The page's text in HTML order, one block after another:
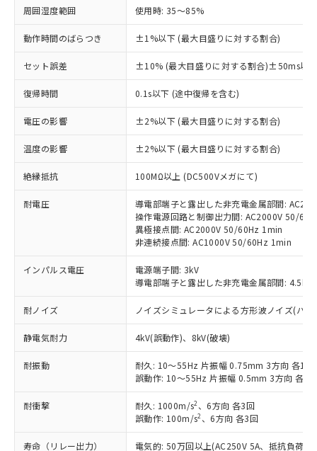
周囲湿度範囲 使用時: 35～85%
動作時間のばらつき ±1%以下 (最大目盛りに対する割合)
セット誤差 ±10% (最大目盛りに対する割合)±50ms以下
復帰時間 0.1s以下 (途中復帰を含む)
電圧の影響 ±2%以下 (最大目盛りに対する割合)
温度の影響 ±2%以下 (最大目盛りに対する割合)
絶縁抵抗 100MΩ以上 (DC500Vメガにて)
耐電圧
導電部端子と露出した非充電金属部間:
操作電源回路と制御出力間: AC2000V 50/
異極接点間: AC2000V 50/60Hz 1min
非連続接点間: AC1000V 50/60Hz 1min
インパルス電圧
電源端子間: 3kV
導電部端子と露出した非充電金属部間: 4.5kV
耐ノイズ ノイズシミュレータによる方形波ノイズ(パ
静電気耐力 4kV(誤動作)、8kV(破壊)
耐振動
耐久: 10～55Hz 片振幅 0.75mm 3方向 各1h
誤動作: 10～55Hz 片振幅 0.5mm 3方向 各
耐衝撃 耐久: 1000m/s2 、6方向 各3回
誤動作: 100m/s2 、6方向 各3回
寿命（リレー出力） 電気的: 50万回以上(AC250V 5A、抵抗負荷
ご利用条件
以下の条件をお読みいただき、同意のうえ
ご利用ください。
本サービスは、当社制御機器事業取扱
商品の当社在庫状況および標準価格
(税抜)を提供させていただくもので
当社制御機器事業取扱商品の中には、
本サービスの対象外となる商品もある
ことをご了承ください。
在庫状況および標準価格照会結果は、
記載している更新日時点での社内デー
タに基づき作成されるものであり、閲
覧された時点での実際の在庫および標
準価格とは異なる場合があることをご
※1 対応状況
対応済み：EU RoHS指令（10物質）の
非含有に対応した製品が提供可能な商品で
す。
対応予定：EU RoHS指令（10物質）の非含
有に対応した製品に切り替える予定のある
対応予定なし：EU RoHS指令（10物質）の
非含有に非対応の商品で、対応品を出す予
調査・確認中：EU RoHS指令（10物質）の
商品です。
非該当品：ライセンス料など無形物で、有
害物質有無と関係のない商品です。
仕入先様の事情により、非含有部品として
いたものが、含有品と判明した場合などや
むを得ず変更することがあります。
*EU RoHS指令（10物質）：
鉛(Pb) 1000ppm以下、 水銀(Hg) 1000ppm以下、 カド
ミウム(Cd) 100ppm以下、
六価クロム(Cr(Ⅵ)) 1000ppm以下、ポリ臭化ビフェニル
※1 中国RoHS○×表
基準値以下であることを示します。
「×」：最大均質材料含有率が中国RoHSの
基準値を超えていることを示します。
「－」：未確認です。当社販売部門へお問
い合わせください。
*中国RoHS10物質の基準値 (GB/T26572)：
Pb(鉛) :1000ppm、 Hg(水銀) : 1000ppm、 Cd(カドミウ
ム) : 100ppm、
当社は、これら貴社製品のうち、外国
為替および外国貿易法に定める商品
（以下｢規制貨物等」という）を輸出
または国外への提供する場合は、日本
国政府の輸出許可(または役務取引許
可)を取得するなどの必要な手続きを